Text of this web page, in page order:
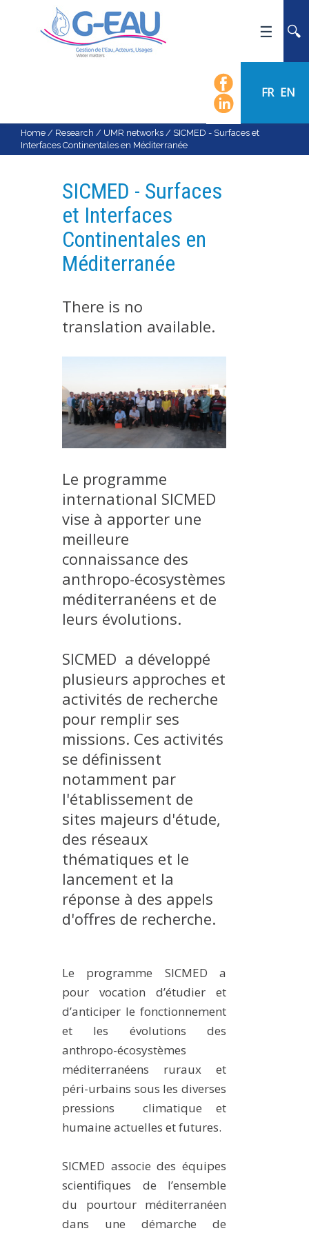
FR EN
NEWS
EVENTS
FLOW CHART
SCIENTIFIC FIELDS
RESEARCH
EXPERIMENTAL PLATFORMS
COMPLETED PROJECTS
UMR NETWORKS
ENGINEERING
EDUCATION AND TRAINING
DOCTORAL TRAINING
THESES IN PROGRESS
PRODUCTION
SOFTWARE
PUBLICATIONS SUR HAL
THEMATIC NOTES
FOR THE PUBLIC
Home / Research / UMR networks / SICMED - Surfaces et
Interfaces Continentales en Méditerranée
SICMED - Surfaces
et Interfaces
Continentales en
Méditerranée
There is no
translation available.
Le programme
international SICMED
vise à apporter une
meilleure
connaissance des
anthropo-écosystèmes
méditerranéens et de
leurs évolutions.
SICMED a développé
plusieurs approches et
activités de recherche
pour remplir ses
missions. Ces activités
se définissent
notamment par
l'établissement de
sites majeurs d'étude,
des réseaux
thématiques et le
lancement et la
réponse à des appels
d'offres de recherche.
Le programme SICMED a
pour vocation d’étudier et
d’anticiper le fonctionnement
et les évolutions des
anthropo-écosystèmes
méditerranéens ruraux et
péri-urbains sous les diverses
pressions climatique et
humaine actuelles et futures.
SICMED associe des équipes
scientifiques de l’ensemble
du pourtour méditerranéen
dans une démarche de